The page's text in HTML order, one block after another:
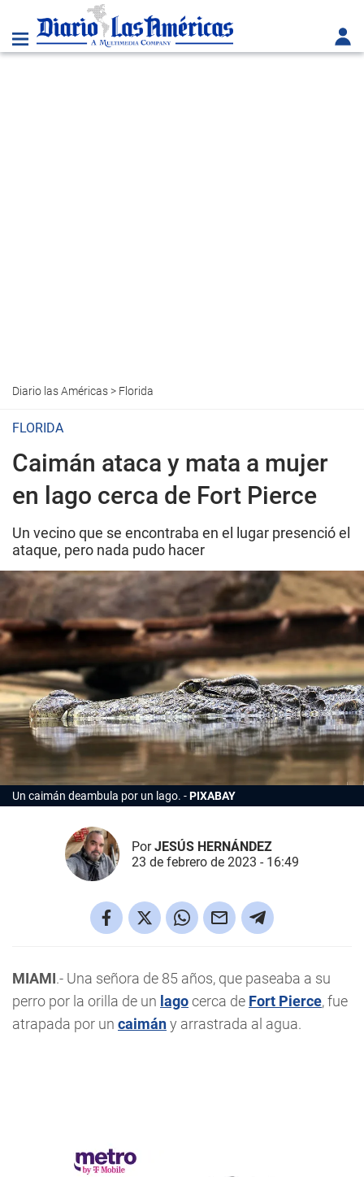
Diario las Américas> Florida
FLORIDA
Caimán ataca y mata a mujer
en lago cerca de Fort Pierce
Un vecino que se encontraba en el lugar presenció el
ataque, pero nada pudo hacer
Un caimán deambula por un lago. PIXABAY
PorJESÚS HERNÁNDEZ
23 de febrero de 2023 - 16:49
MIAMI.- Una señora de 85 años, que paseaba a su
perro por la orilla de un lagocerca de Fort Pierce, fue
atrapada por un caimány arrastrada al agua.